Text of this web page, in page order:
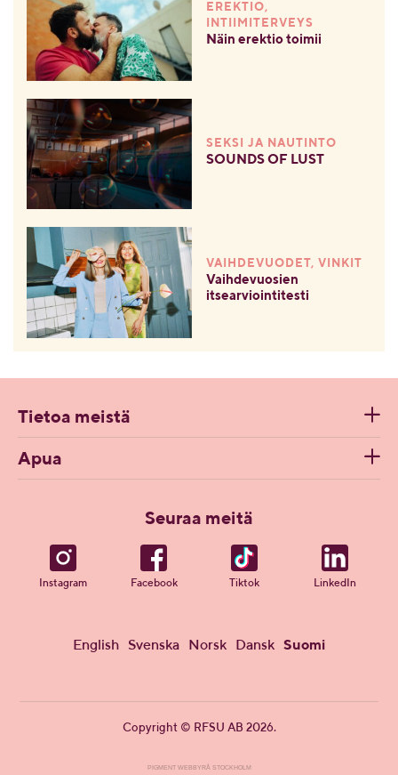
EREKTIO,
INTIIMITERVEYS
Näin erektio toimii
SEKSI JA NAUTINTO
SOUNDS OF LUST
VAIHDEVUODET, VINKIT
Vaihdevuosien
itsearviointitesti
Tietoa meistä
Apua
Seuraa meitä
Instagram Facebook Tiktok LinkedIn
English Svenska Norsk Dansk Suomi
Copyright © RFSU AB 2026.
PIGMENT WEBBYRÅ STOCKHOLM